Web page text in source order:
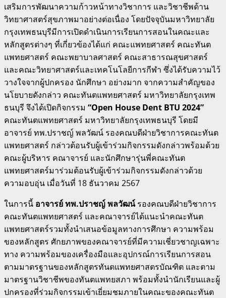
เสริมการพัฒนาความก้าวหน้าทางวิชาการ และวิชาชีพด้าน
วิทยาศาสตร์สุขภาพมาอย่างต่อเนื่อง โดยปัจจุบันมหาวิทยาลัย
กรุงเทพธนบุรีมีการเปิดดำเนินการเรียนการสอนในคณะและ
หลักสูตรต่างๆ ที่เกี่ยวข้องได้แก่ คณะแพทยศาสตร์ คณะทันต
แพทยศาสตร์ คณะพยาบาลศาสตร์ คณะสาธารณสุขศาสตร์
และคณะวิทยาศาสตร์และเทคโนโลยีการกีฬา ซึ่งได้รับความไว้
วางใจจากผู้ปกครอง นักศึกษา อย่างมาก จากความสำคัญของ
นโยบายดังกล่าว คณะทันตแพทยศาสตร์ มหาวิทยาลัยกรุงเทพ
ธนบุรี จึงได้เปิดกิจกรรม “Open House Dent BTU 2024”
คณะทันตแพทยศาสตร์ มหาวิทยาลัยกรุงเทพธนบุรี โดยมี
อาจารย์ ทพ.ปราชญ์ พลวัฒน์ รองคณบดีฝ่ายวิชาการคณะทันต
แพทยศาสตร์ กล่าวต้อนรับผู้เข้าร่วมกิจกรรมดังกล่าวพร้อมด้วย
คณะผู้บริหาร คณาจารย์ และนักศึกษารุ่นพี่คณะทันต
แพทยศาสตร์มาร่วมต้อนรับผู้เข้าร่วมกิจกรรมดังกล่าวด้วย
ความอบอุ่น เมื่อวันที่ 18 ธันวาคม 2567
ในการนี้ อาจารย์ ทพ.ปราชญ์ พลวัฒน์รองคณบดีฝ่ายวิชาการ
คณะทันตแพทยศาสตร์ และคณาจารย์ได้แนะนำคณะทันต
แพทยศาสตร์รวมทั้งนำเสนอข้อมูลทางการศึกษา ความพร้อม
ของหลักสูตร ศักยภาพของคณาจารย์ที่มีความเชี่ยวชาญเฉพาะ
ทาง ความพร้อมของเครื่องมือและอุปกรณ์การเรียนการสอน
ตามมาตรฐานของหลักสูตรทันตแพทยศาสตรบัณฑิต และตาม
มาตรฐานวิชาชีพของทันตแพทยสภา พร้อมทั้งนำนักเรียนและผู้
ปกครองที่ร่วมกิจกรรมเข้าเยี่ยมชมภายในคณะของคณะทันต